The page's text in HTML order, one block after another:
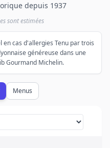
depuis 1937
sont estimées
cas d'allergies Tenu par trois
généreuse dans une
Gourmand Michelin.
Menus